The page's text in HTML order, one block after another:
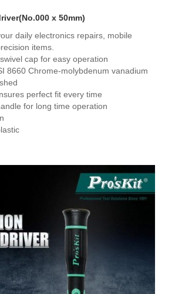
x 50mm)
daily electronics repairs, mobile
items.
cap for easy operation
8660 Chrome-molybdenum vanadium
perfect fit every time
for long time operation